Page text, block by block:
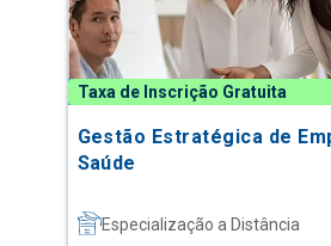
Taxa de Inscrição Gratuita
Gestão Estratégica de
Saúde
Especialização a Distância